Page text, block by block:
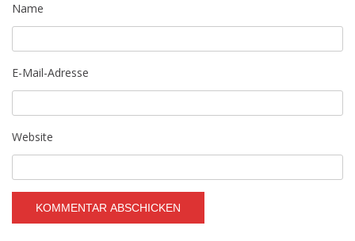
Name
E-Mail-Adresse
Website